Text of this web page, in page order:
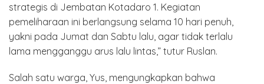
strategis di Jembatan Kotadaro 1. Kegiatan
pemeliharaan ini berlangsung selama 10 hari penuh,
yakni pada Jumat dan Sabtu lalu, agar tidak terlalu
lama mengganggu arus lalu lintas,” tutur Ruslan.
Salah satu warga, Yus, mengungkapkan bahwa